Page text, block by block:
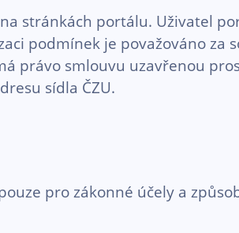
stránkách portálu. Uživatel
podmínek je považováno za
právo smlouvu uzavřenou
sídla ČZU.
pro zákonné účely a